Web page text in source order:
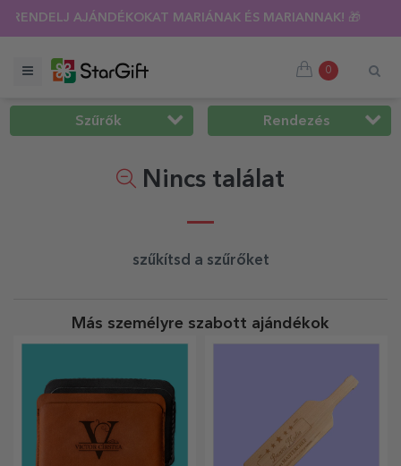
🌴 AKÁR 40%-OS KEDVEZMÉNY TÖBB MINT 100
0
Szűrők Rendezés
Nincs találat
szűkítsd a szűrőket
Más személyre szabott ajándékok